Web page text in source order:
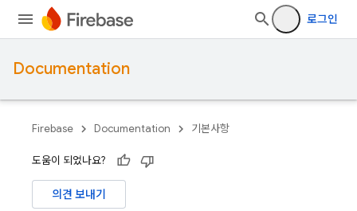
로그인
Documentation
Firebase Documentation 기본사항
도움이 되었나요?
의견 보내기